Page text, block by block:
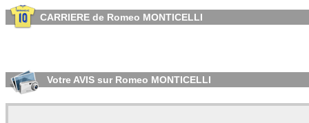
CARRIERE de Romeo MONTICELLI
Votre AVIS sur Romeo MONTICELLI